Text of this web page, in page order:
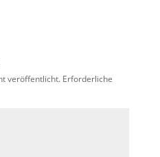
veröffentlicht. Erforderliche